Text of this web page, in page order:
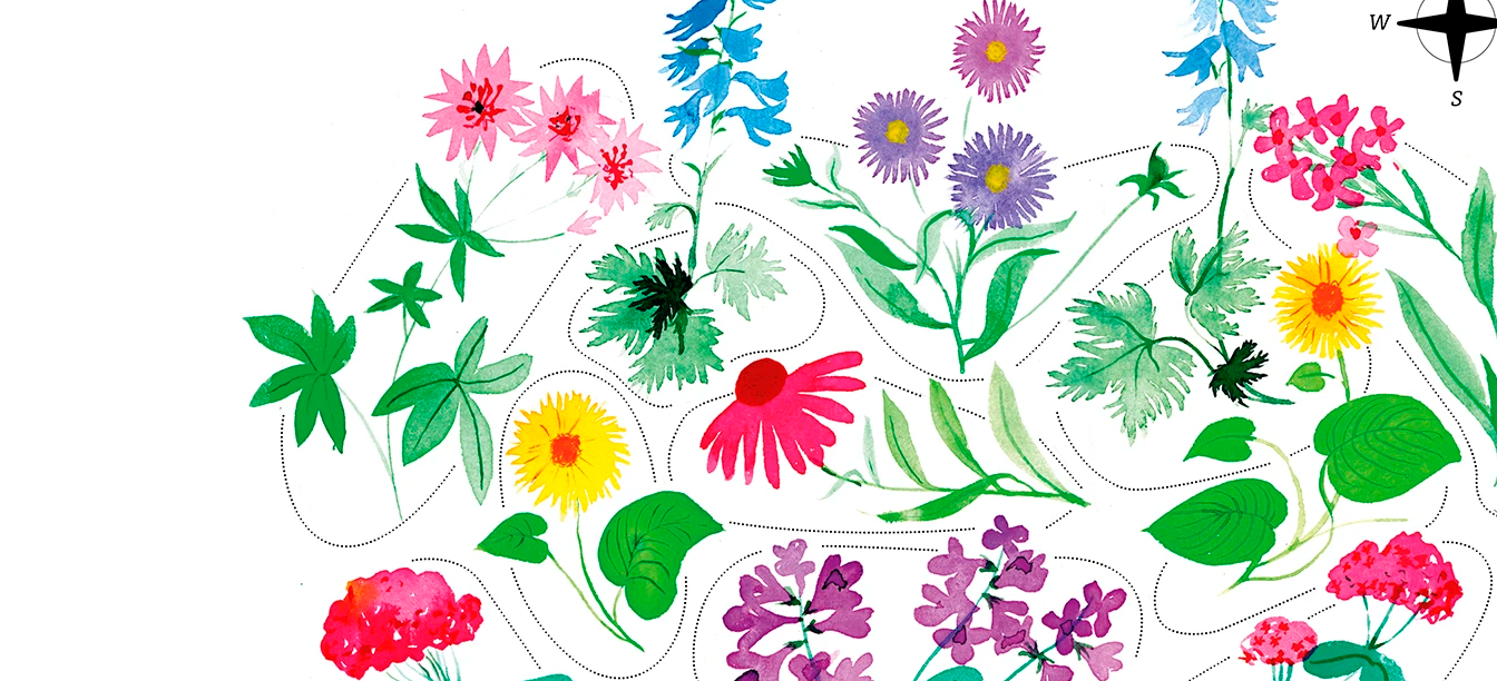
Viisi vinkkiä kestävään
matkailuun
Lyhyet|13.5.2026
Enontekiöllä juhlittiin
metsävoittoa
Lempipaikat|18.2.2026
Suomen savannilla
Lyhyet | 13.5.2026
Liitto kanteli satojen
miljoonien laittomista
verotuista